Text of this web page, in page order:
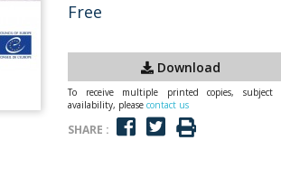
Free
Download
To receive multiple printed copies, subject
availability, please contact us
SHARE :